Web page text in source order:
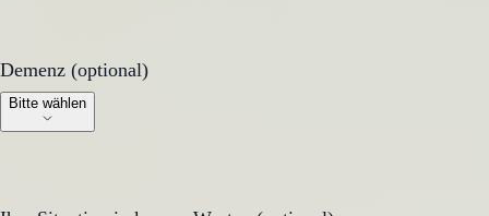
Demenz (optional)
Demenz (optional)
Bitte wählen